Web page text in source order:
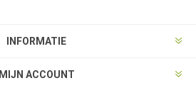
INFORMATIE
MIJN ACCOUNT